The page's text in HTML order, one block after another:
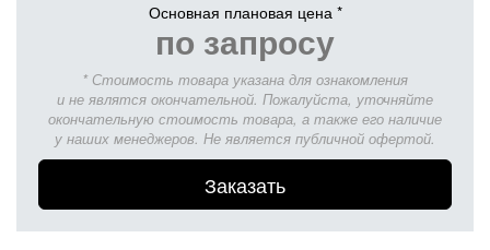
Основная плановая цена *
по запросу
* Стоимость товара указана для ознакомления
и не являтся окончательной. Пожалуйста, уточняйте
окончательную стоимость товара, а также его наличие
у наших менеджеров. Не является публичной офертой.
Заказать